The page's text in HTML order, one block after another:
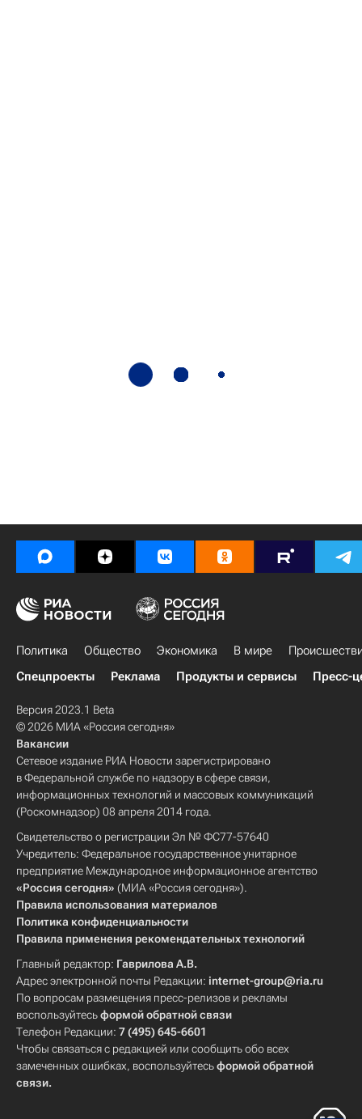
Политика Общество Экономика В мире
Спецпроекты
Реклама Продукты и сервисы Пресс-
Версия 2023.1 Beta
© 2026 МИА «Россия сегодня»
Вакансии
Сетевое издание РИА Новости зарегистрировано
в Федеральной службе по надзору в сфере связи,
информационных технологий и массовых коммуникаций
(Роскомнадзор) 08 апреля 2014 года.
Свидетельство о регистрации Эл № ФС77-57640
Учредитель: Федеральное государственное унитарное
предприятие Международное информационное агентство
«Россия сегодня» (МИА «Россия сегодня»).
Правила использования материалов
Политика конфиденциальности
Правила применения рекомендательных технологий
Главный редактор: Гаврилова А.В.
Адрес электронной почты Редакции: internet-group@ria.ru
По вопросам размещения пресс-релизов и рекламы
воспользуйтесьформой обратной связи
Телефон Редакции: 7 (495) 645-6601
Чтобы связаться с редакцией или сообщить обо всех
замеченных ошибках, воспользуйтесьформой обратной
связи.